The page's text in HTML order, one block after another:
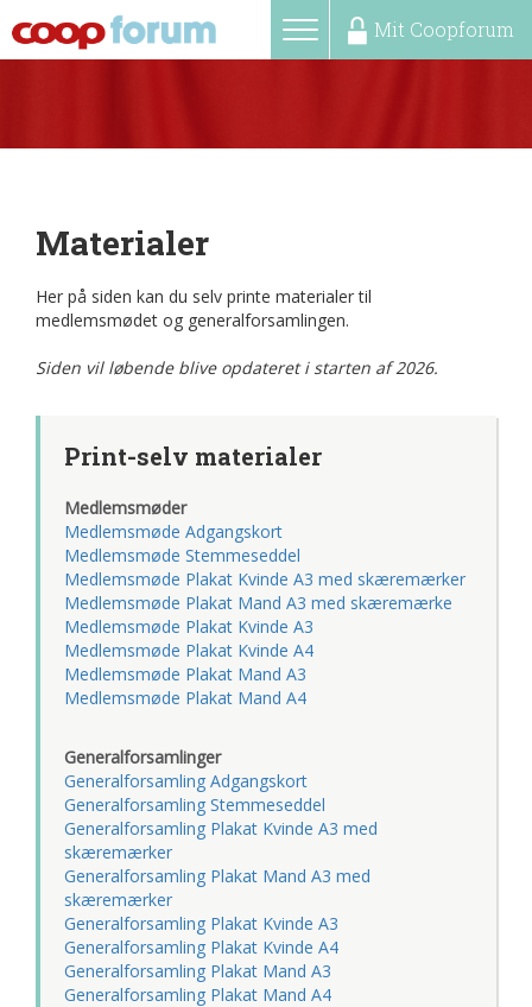
Toggle
Mit Coopforum
Materialer
Her på siden kan du selv printe materialer til
medlemsmødet og generalforsamlingen.
Siden vil løbende blive opdateret i starten af 2026.
Print-selv materialer
Medlemsmøder
Medlemsmøde Adgangskort
Medlemsmøde Stemmeseddel
Medlemsmøde Plakat Kvinde A3 med skæremærker
Medlemsmøde Plakat Mand A3 med skæremærke
Medlemsmøde Plakat Kvinde A3
Medlemsmøde Plakat Kvinde A4
Medlemsmøde Plakat Mand A3
Medlemsmøde Plakat Mand A4
Generalforsamlinger
Generalforsamling Adgangskort
Generalforsamling Stemmeseddel
Generalforsamling Plakat Kvinde A3 med
skæremærker
Generalforsamling Plakat Mand A3 med
skæremærker
Generalforsamling Plakat Kvinde A3
Generalforsamling Plakat Kvinde A4
Generalforsamling Plakat Mand A3
Generalforsamling Plakat Mand A4